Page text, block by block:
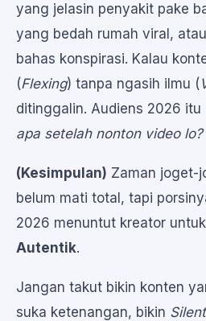
yang jelasin penyakit pake
yang bedah rumah viral,
bahas konspirasi. Kalau
(Flexing) tanpa ngasih ilmu (
ditinggalin. Audiens 2026 itu
apa setelah nonton video
(Kesimpulan) Zaman joget-
belum mati total, tapi
2026 menuntut kreator
Autentik.
Jangan takut bikin konten
suka ketenangan, bikin